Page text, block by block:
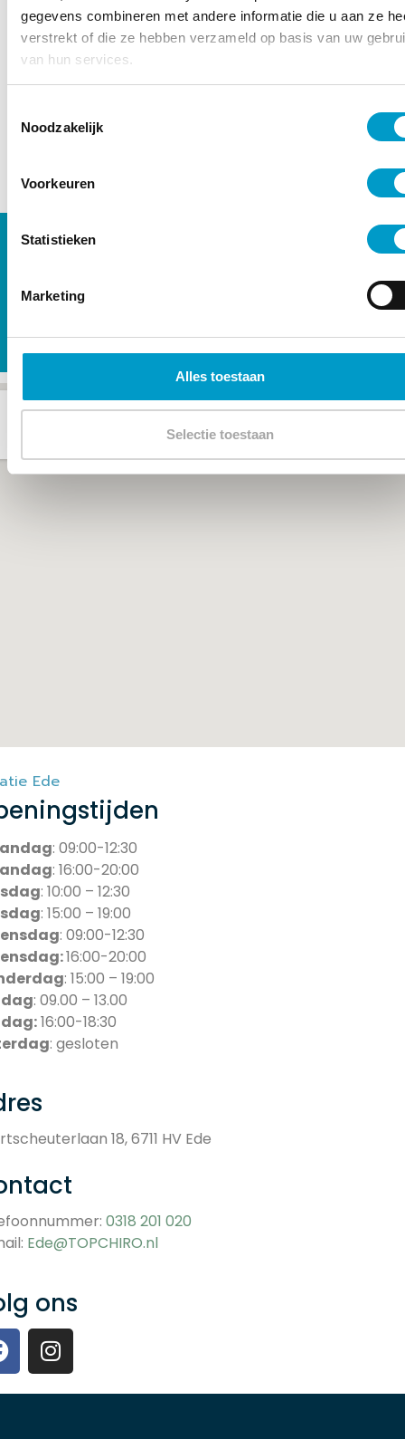
gegevens combineren met andere informatie die u aan ze
verstrekt of die ze hebben verzameld op basis van uw
van hun services.
Noodzakelijk
Voorkeuren
Statistieken
Marketing
Alles toestaan
Selectie toestaan
Ede
: 09:00-12:30
: 16:00-20:00
: 10:00 – 12:30
: 15:00 – 19:00
: 09:00-12:30
16:00-20:00
: 15:00 – 19:00
: 09.00 – 13.00
16:00-18:30
: gesloten
18, 6711 HV Ede
0318 201 020
Ede@TOPCHIRO.nl
ons